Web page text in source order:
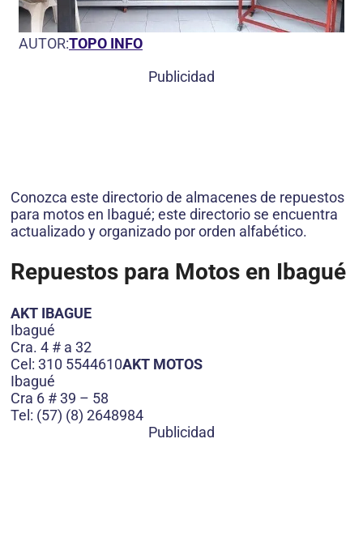
AUTOR:TOPO INFO
Publicidad
Conozca este directorio de almacenes de repuestos
para motos en Ibagué; este directorio se encuentra
actualizado y organizado por orden alfabético.
Repuestos para Motos en Ibagué
AKT IBAGUE
Ibagué
Cra. 4 # a 32
Cel: 310 5544610AKT MOTOS
Ibagué
Cra 6 # 39 – 58
Tel: (57) (8) 2648984
Publicidad